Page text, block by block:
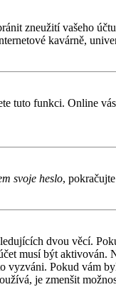
zneužití vašeho
kavárně,
tuto funkci. Online
svoje heslo,
dvou věcí.
musí být
Pokud vám
je zmenšit